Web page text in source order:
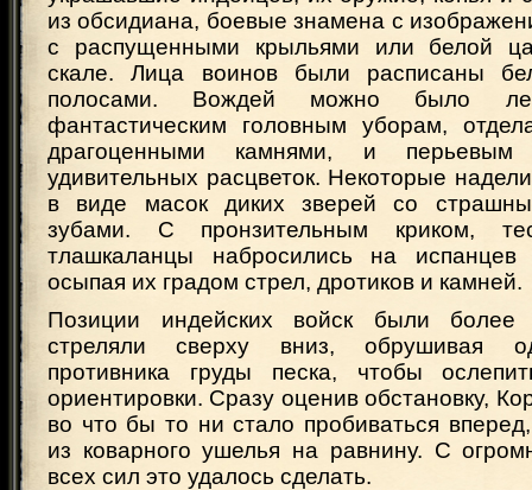
из обсидиана, боевые знамена с
с распущенными крыльями или белой
скале. Лица воинов были расписаны
полосами. Вождей можно было
фантастическим головным уборам,
драгоценными камнями, и
удивительных расцветок. Некоторые
в виде масок диких зверей со
зубами. С пронзительным криком,
тлашкаланцы набросились на
осыпая их градом стрел, дротиков и камней.
Позиции индейских войск были
стреляли сверху вниз, обрушивая
противника груды песка, чтобы
ориентировки. Сразу оценив обстановку,
во что бы то ни стало пробиваться
из коварного ушелья на равнину. С
всех сил это удалось сделать.